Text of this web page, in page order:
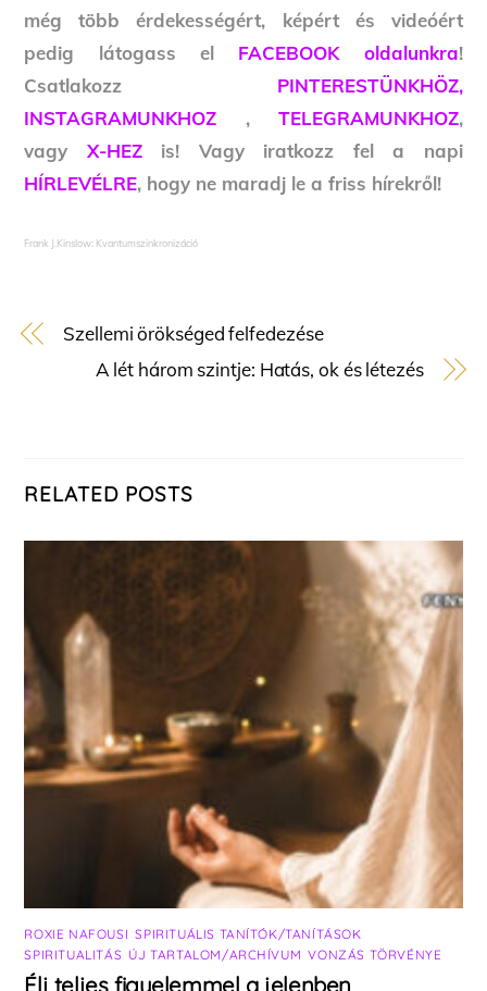
még több érdekességért, képért és videóért
pedig látogass el FACEBOOK oldalunkra!
Csatlakozz PINTERESTÜNKHÖZ,
INSTAGRAMUNKHOZ , TELEGRAMUNKHOZ,
vagy X-HEZis! Vagy iratkozz fel a napi
HÍRLEVÉLRE, hogy ne maradj le a friss hírekről!
Frank J.Kinslow: Kvantumszinkronizáció
Szellemi örökséged felfedezése
A lét három szintje: Hatás, ok és létezés
RELATED POSTS
ROXIE NAFOUSI ,SPIRITUÁLIS TANÍTÓK/TANÍTÁSOK
SPIRITUALITÁS ÚJ TARTALOM/ARCHÍVUM ,VONZÁS TÖRVÉNYE
Élj teljes figyelemmel a jelenben